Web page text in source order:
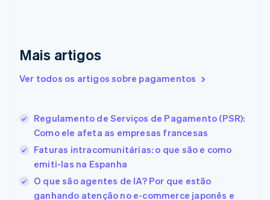
Mais artigos
Ver todos os artigos sobre pagamentos
Regulamento de Serviços de Pagamento (PSR):
Como ele afeta as empresas francesas
Faturas intracomunitárias: o que são e como
emiti-las na Espanha
O que são agentes de IA? Por que estão
ganhando atenção no e-commerce japonês e
Eslovênia
Espanha
EnglishEspañol简体中文
Estônia
Finlândia
English Svenska
França
Français English